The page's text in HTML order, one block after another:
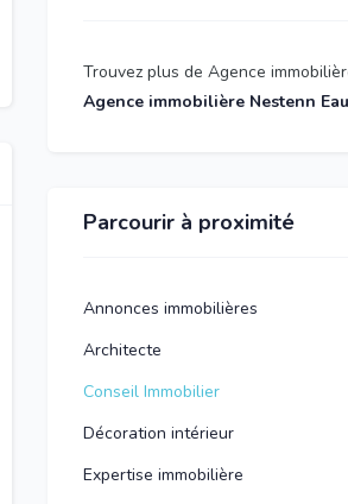
Trouvez plus de Agence
Agence immobilière Nestenn
Parcourir à proximité
Annonces immobilières
Architecte
Conseil Immobilier
Décoration intérieur
Expertise immobilière